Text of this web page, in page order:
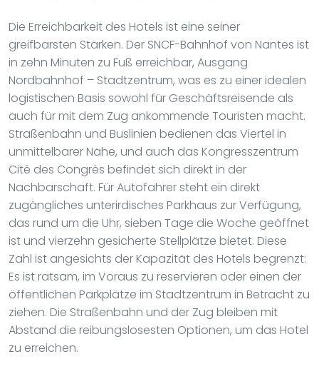
Die Erreichbarkeit des Hotels ist eine seiner
greifbarsten Stärken. Der SNCF-Bahnhof von Nantes ist
in zehn Minuten zu Fuß erreichbar, Ausgang
Nordbahnhof – Stadtzentrum, was es zu einer idealen
logistischen Basis sowohl für Geschäftsreisende als
auch für mit dem Zug ankommende Touristen macht.
Straßenbahn und Buslinien bedienen das Viertel in
unmittelbarer Nähe, und auch das Kongresszentrum
Cité des Congrès befindet sich direkt in der
Nachbarschaft. Für Autofahrer steht ein direkt
zugängliches unterirdisches Parkhaus zur Verfügung,
das rund um die Uhr, sieben Tage die Woche geöffnet
ist und vierzehn gesicherte Stellplätze bietet. Diese
Zahl ist angesichts der Kapazität des Hotels begrenzt:
Es ist ratsam, im Voraus zu reservieren oder einen der
öffentlichen Parkplätze im Stadtzentrum in Betracht zu
ziehen. Die Straßenbahn und der Zug bleiben mit
Abstand die reibungslosesten Optionen, um das Hotel
zu erreichen.